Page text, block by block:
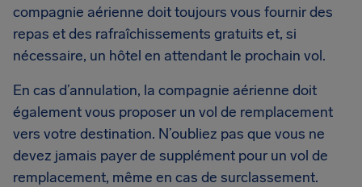
compagnie aérienne doit toujours vous fournir des
repas et des rafraîchissements gratuits et, si
nécessaire, un hôtel en attendant le prochain vol.
En cas d’annulation, la compagnie aérienne doit
également vous proposer un vol de remplacement
vers votre destination. N’oubliez pas que vous ne
devez jamais payer de supplément pour un vol de
remplacement, même en cas de surclassement.